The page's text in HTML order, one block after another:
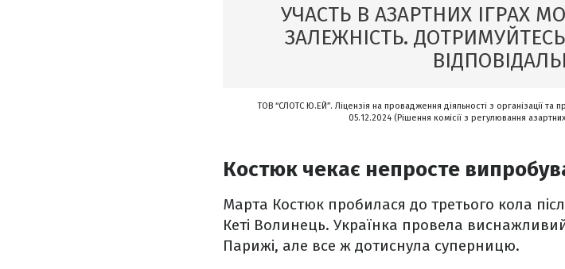
УЧАСТЬ В АЗАРТНИХ ІГРАХ
ЗАЛЕЖНІСТЬ.
ТОВ “СЛОТС Ю.ЕЙ”. Ліцензія на провадження діяльності з організації та
05.12.2024 (Рішення комісії з регулювання
Костюк чекає непросте
Марта Костюк пробилася до третього кола
Кеті Волинець. Українка провела
Парижі, але все ж дотиснула суперницю.